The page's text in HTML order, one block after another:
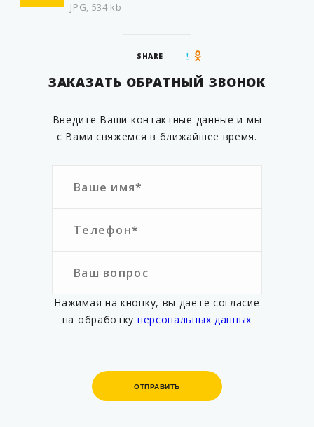
JPG, 534 kb
SHARE
ЗАКАЗАТЬ ОБРАТНЫЙ ЗВОНОК
Введите Ваши контактные данные и мы
с Вами свяжемся в ближайшее время.
Нажимая на кнопку, вы даете согласие
на обработку персональных данных
ОТПРАВИТЬ
ОТПРАВИТЬ